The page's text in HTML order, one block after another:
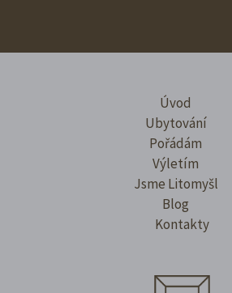
Úvod
Ubytování
Pořádám
Výletím
Jsme Litomyšl
Blog
Kontakty